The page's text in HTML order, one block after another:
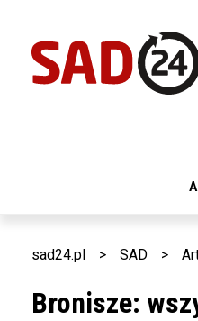
sad24.pl > SAD >
Bronisze: